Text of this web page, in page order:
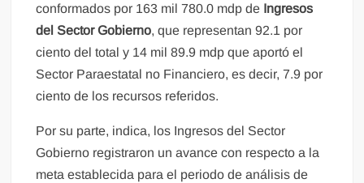
conformados por 163 mil 780.0 mdp de Ingresos
del Sector Gobierno, que representan 92.1 por
ciento del total y 14 mil 89.9 mdp que aportó el
Sector Paraestatal no Financiero, es decir, 7.9 por
ciento de los recursos referidos.
Por su parte, indica, los Ingresos del Sector
Gobierno registraron un avance con respecto a la
meta establecida para el periodo de análisis de